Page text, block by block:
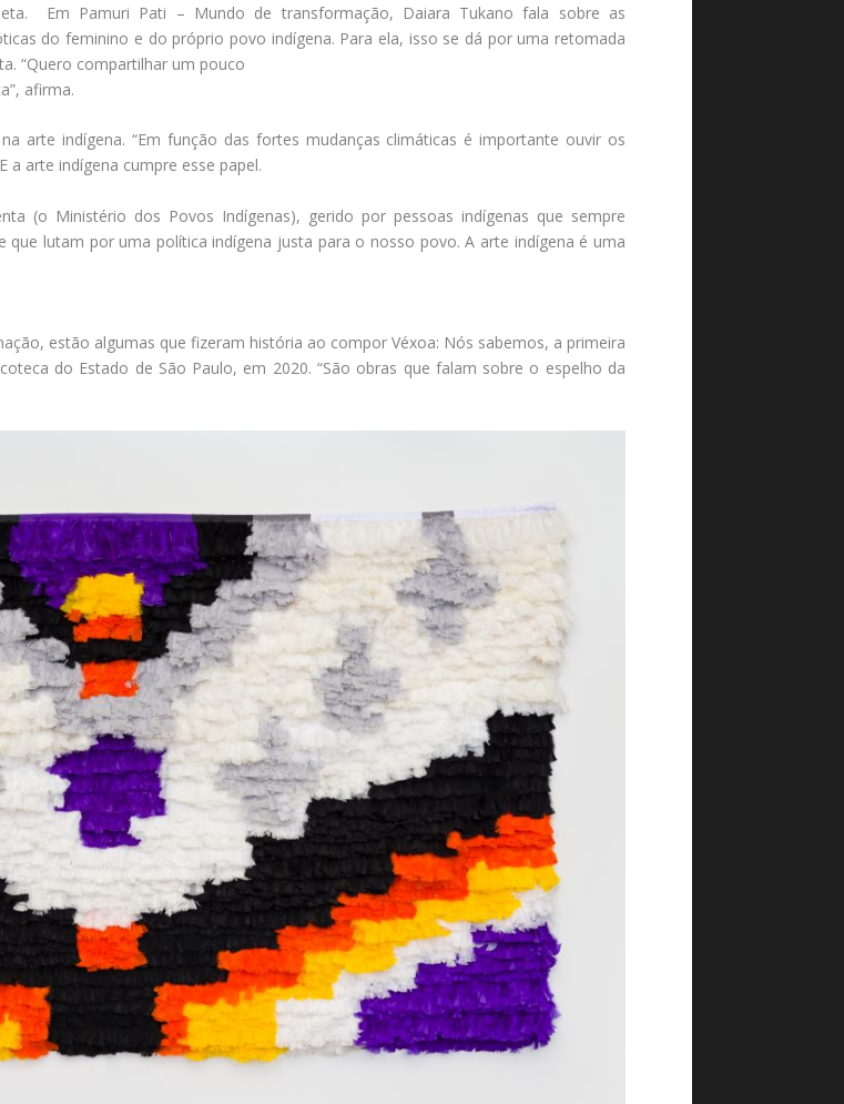
Em Pamuri Pati – Mundo de transformação, Daiara Tukano fala sobre as
do feminino e do próprio povo indígena. Para ela, isso se dá por uma retomada
“Quero compartilhar um pouco
afirma.
arte indígena. “Em função das fortes mudanças climáticas é importante ouvir os
a arte indígena cumpre esse papel.
(o Ministério dos Povos Indígenas), gerido por pessoas indígenas que sempre
lutam por uma política indígena justa para o nosso povo. A arte indígena é uma
estão algumas que fizeram história ao compor Véxoa: Nós sabemos, a primeira
do Estado de São Paulo, em 2020. “São obras que falam sobre o espelho da